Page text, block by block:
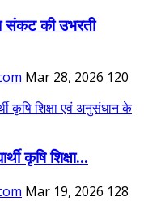
संकट की उभरती
Mar 28, 2026 120
कृषि शिक्षा...
Mar 19, 2026 128